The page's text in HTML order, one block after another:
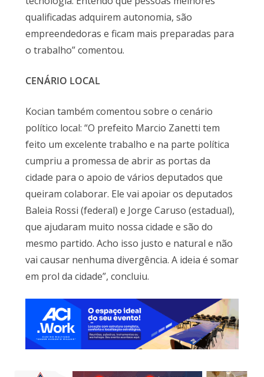
qualificadas adquirem autonomia, são
empreendedoras e ficam mais preparadas para
o trabalho” comentou.
CENÁRIO LOCAL
Kocian também comentou sobre o cenário
político local: “O prefeito Marcio Zanetti tem
feito um excelente trabalho e na parte política
cumpriu a promessa de abrir as portas da
cidade para o apoio de vários deputados que
queiram colaborar. Ele vai apoiar os deputados
Baleia Rossi (federal) e Jorge Caruso (estadual),
que ajudaram muito nossa cidade e são do
mesmo partido. Acho isso justo e natural e não
vai causar nenhuma divergência. A ideia é somar
em prol da cidade”, concluiu.